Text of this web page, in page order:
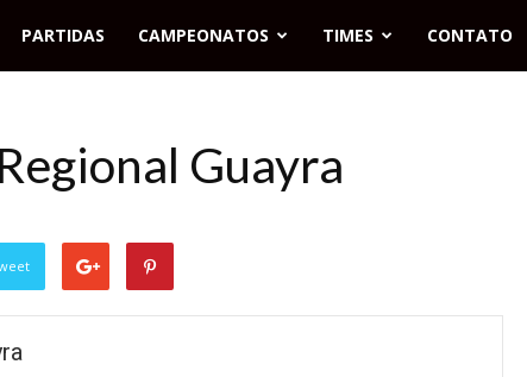
PARTIDAS CAMPEONATOS TIMES CONTATO
Guayra